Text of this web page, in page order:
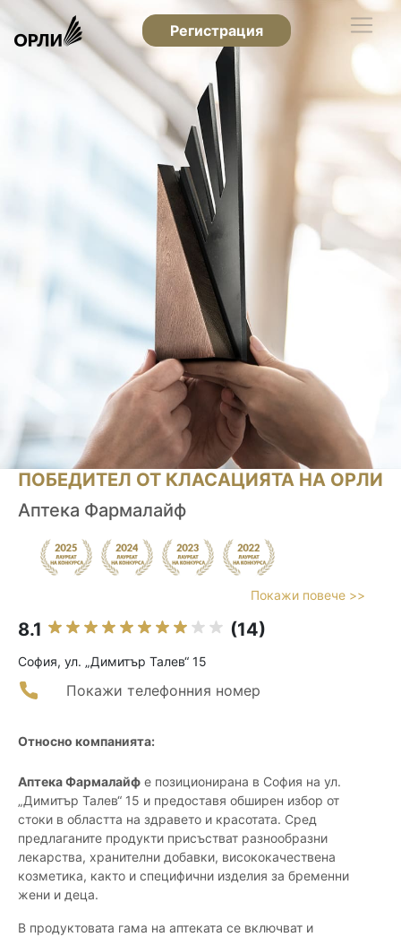
Регистрация
ПОБЕДИТЕЛ ОТ КЛАСАЦИЯТА НА ОРЛИ
Аптека Фармалайф
Покажи повече >>
8.1 (14)
София, ул. „Димитър Талев“ 15
Покажи телефонния номер
Относно компанията:
Аптека Фармалайф е позиционирана в София на ул.
„Димитър Талев“ 15 и предоставя обширен избор от
стоки в областта на здравето и красотата. Сред
предлаганите продукти присъстват разнообразни
лекарства, хранителни добавки, висококачествена
козметика, както и специфични изделия за бременни
жени и деца.
В продуктовата гама на аптеката се включват и